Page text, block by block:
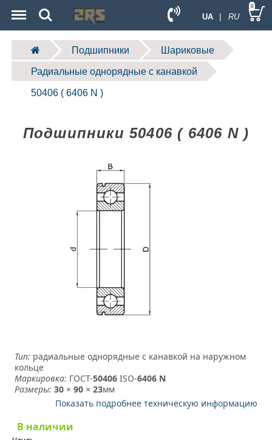
UA | RU
Search 0
Подшипники Шариковые
Радиальные однорядные c канавкой
50406 ( 6406 N )
Подшипники 50406 ( 6406 N )
Тип: радиальные однорядные с канавкой на наружном
кольце
Маркировка: ГОСТ-50406 ­ ISO-6406 N
Размеры: 30 ×90 ×23мм
Показать подробнее техническую информацию
В наличии